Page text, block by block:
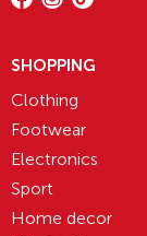
SHOPPING
Clothing
Footwear
Electronics
Sport
Home decor